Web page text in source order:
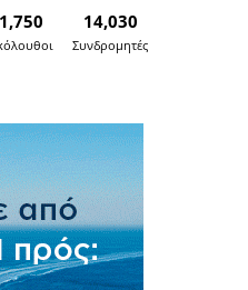
1,750 14,030
Συνδρομητές